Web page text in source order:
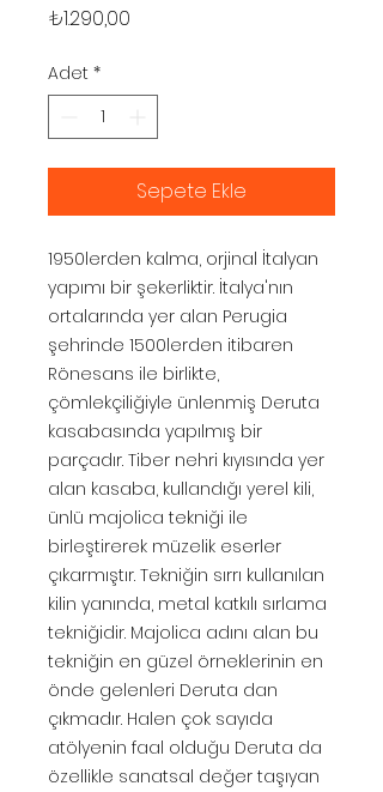
₺1.290,00
Adet *
Sepete Ekle
1950lerden kalma, orjinal İtalyan
yapımı bir şekerliktir. İtalya'nın
ortalarında yer alan Perugia
şehrinde 1500lerden itibaren
Rönesans ile birlikte,
çömlekçiliğiyle ünlenmiş Deruta
kasabasında yapılmış bir
parçadır. Tiber nehri kıyısında yer
alan kasaba, kullandığı yerel kili,
ünlü majolica tekniği ile
birleştirerek müzelik eserler
çıkarmıştır. Tekniğin sırrı kullanılan
kilin yanında, metal katkılı sırlama
tekniğidir. Majolica adını alan bu
tekniğin en güzel örneklerinin en
önde gelenleri Deruta dan
çıkmadır. Halen çok sayıda
atölyenin faal olduğu Deruta da
özellikle sanatsal değer taşıyan